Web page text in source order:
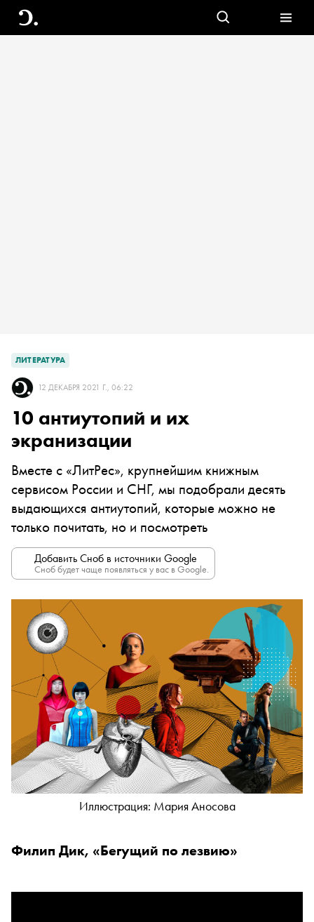
ЛИТЕРАТУРА
12 ДЕКАБРЯ 2021 Г., 06:22
10 антиутопий и их
экранизации
Вместе с «ЛитРес», крупнейшим книжным
сервисом России и СНГ, мы подобрали десять
выдающихся антиутопий, которые можно не
только почитать, но и посмотреть
Добавить Сноб в источники Google
Сноб будет чаще появляться у вас в Google.
Иллюстрация: Мария Аносова
Филип Дик, «Бегущий по лезвию»